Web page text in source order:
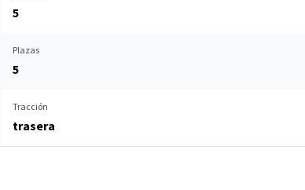
5
Plazas
5
Tracción
trasera